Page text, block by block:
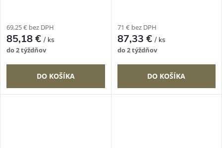
69,25 € bez DPH
85,18 €/ ks
do 2 týždňov
DO KOŠÍKA
71 € bez DPH
87,33 €/ ks
do 2 týždňov
DO KOŠÍKA